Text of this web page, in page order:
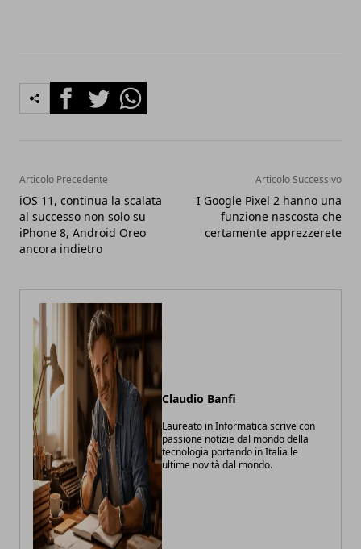
FacebookTwitterWhatsapp
Articolo Precedente
iOS 11, continua la scalata
al successo non solo su
iPhone 8, Android Oreo
ancora indietro
Articolo Successivo
I Google Pixel 2 hanno una
funzione nascosta che
certamente apprezzerete
Claudio Banfi
Laureato in Informatica scrive con
passione notizie dal mondo della
tecnologia portando in Italia le
ultime novità dal mondo.